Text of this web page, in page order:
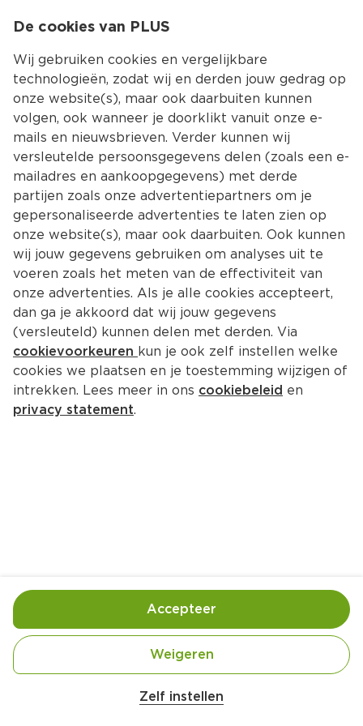
Kies jouw
Ingrediënten Bereiding
De cookies van PLUS
Wij gebruiken cookies en vergelijkbare
technologieën, zodat wij en derden jouw gedrag op
onze website(s), maar ook daarbuiten kunnen
volgen, ook wanneer je doorklikt vanuit onze e-
mails en nieuwsbrieven. Verder kunnen wij
versleutelde persoonsgegevens delen (zoals een e-
mailadres en aankoopgegevens) met derde
partijen zoals onze advertentiepartners om je
gepersonaliseerde advertenties te laten zien op
onze website(s), maar ook daarbuiten. Ook kunnen
wij jouw gegevens gebruiken om analyses uit te
voeren zoals het meten van de effectiviteit van
onze advertenties. Als je alle cookies accepteert,
dan ga je akkoord dat wij jouw gegevens
(versleuteld) kunnen delen met derden. Via
cookievoorkeuren kun je ook zelf instellen welke
cookies we plaatsen en je toestemming wijzigen of
intrekken. Lees meer in ons cookiebeleid en
privacy statement.
Zelf instellen
Weigeren
Accepteer